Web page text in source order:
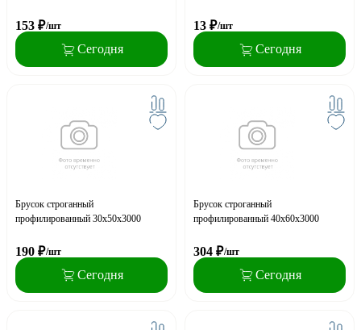
153 ₽/шт
Сегодня
13 ₽/шт
Сегодня
Брусок строганный
профилированный 30х50х3000
190 ₽/шт
Сегодня
Брусок строганный
профилированный 40х60х3000
304 ₽/шт
Сегодня